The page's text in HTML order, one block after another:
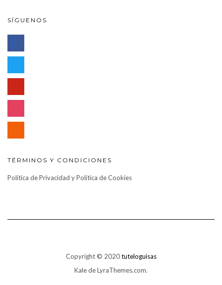
SÍGUENOS
facebook
twitter
pinterest
instagram
rss
TÉRMINOS Y CONDICIONES
Política de Privacidad y Política de Cookies
Copyright © 2020tuteloguisas
Kalede LyraThemes.com.